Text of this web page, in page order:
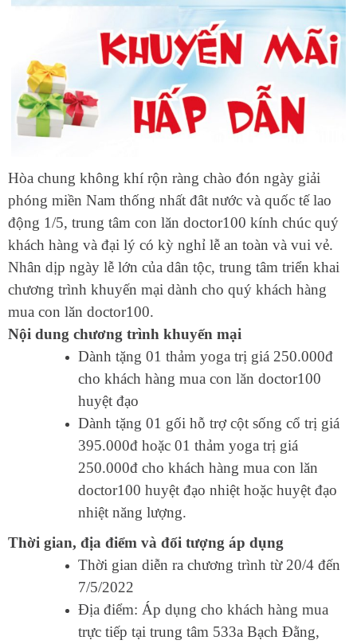
Hòa chung không khí rộn ràng chào đón ngày giải
phóng miền Nam thống nhất đât nước và quốc tế lao
động 1/5, trung tâm con lăn doctor100 kính chúc quý
khách hàng và đại lý có kỳ nghỉ lễ an toàn và vui vẻ.
Nhân dịp ngày lễ lớn của dân tộc, trung tâm triển khai
chương trình khuyến mại dành cho quý khách hàng
mua con lăn doctor100.
Nội dung chương trình khuyến mại
Dành tặng 01 thảm yoga trị giá 250.000đ
cho khách hàng mua con lăn doctor100
huyệt đạo
Dành tặng 01 gối hỗ trợ cột sống cổ trị giá
395.000đ hoặc 01 thảm yoga trị giá
250.000đ cho khách hàng mua con lăn
doctor100 huyệt đạo nhiệt hoặc huyệt đạo
nhiệt năng lượng.
Thời gian, địa điểm và đối tượng áp dụng
Thời gian diễn ra chương trình từ 20/4 đến
7/5/2022
Địa điểm: Áp dụng cho khách hàng mua
trực tiếp tại trung tâm 533a Bạch Đằng,